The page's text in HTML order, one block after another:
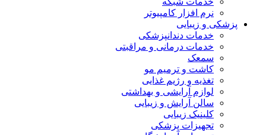
نرم افزار کامپیوتر
پزشکی و زیبایی
خدمات دندانپزشکی
خدمات درمانی و مراقبتی
سمعک
کاشت و ترمیم مو
تغذیه و رژیم غذایی
لوازم آرایشی و بهداشتی
سالن آرایش و زیبایی
کلینیک زیبایی
تجهیزات پزشکی